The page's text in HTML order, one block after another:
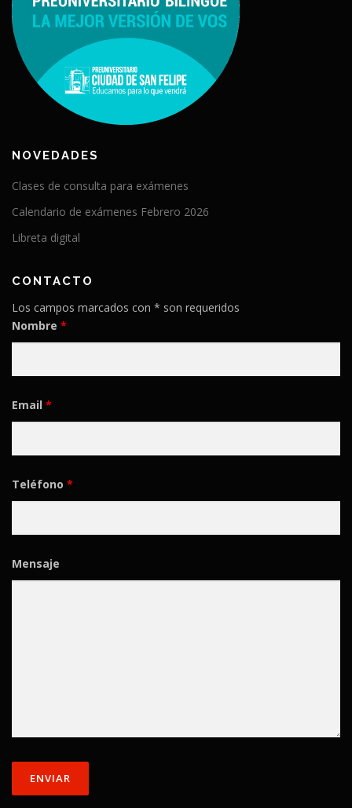
NOVEDADES
Clases de consulta para exámenes
Calendario de exámenes Febrero 2026
Libreta digital
CONTACTO
Los campos marcados con * son requeridos
Nombre *
Email *
Teléfono *
Mensaje